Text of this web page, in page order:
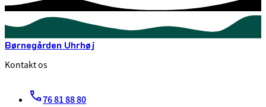
Børnegården Uhrhøj
Kontakt os
76 81 88 80